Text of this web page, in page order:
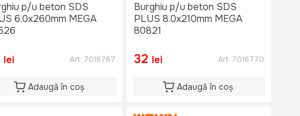
p/u beton SDS
6.0x260mm MEGA
lei Art: 7016767
Adaugă în coș
Burghiu p/u beton SDS
PLUS 8.0x210mm MEGA
80821
32 lei Art: 7016770
Adaugă în coș